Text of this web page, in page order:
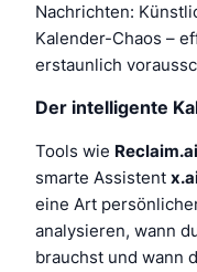
Nachrichten:
Kalender-Chaos –
erstaunlich
Der intelligente
Tools wie Reclaim.ai
smarte Assistent
eine Art
analysieren, wann
brauchst und wann